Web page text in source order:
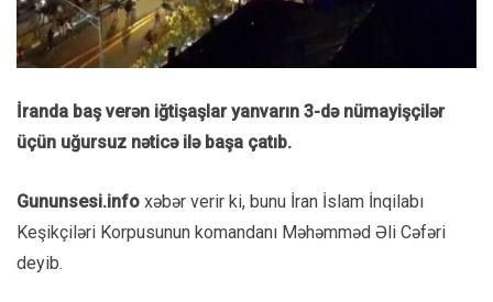
İranda baş verən iğtişaşlar yanvarın 3-də nümayişçilər
üçün uğursuz nəticə ilə başa çatıb.
Gununsesi.info xəbər verir ki, bunu İran İslam İnqilabı
Keşikçiləri Korpusunun komandanı Məhəmməd Əli Cəfəri
deyib.